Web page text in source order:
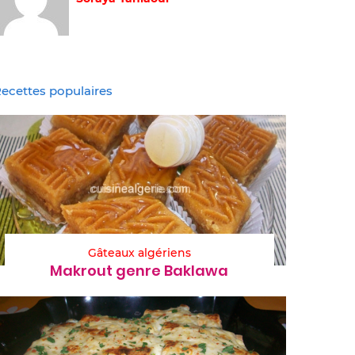
populaires
Gâteaux algériens
Makrout genre Baklawa